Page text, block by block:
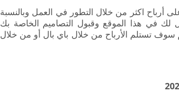
أرباح اكثر من خلال التطور في العمل وبالنسبة
في هذا الموقع وقبول التصاميم الخاصة بك
تستلم الأرباح من خلال باي بال أو من خلال